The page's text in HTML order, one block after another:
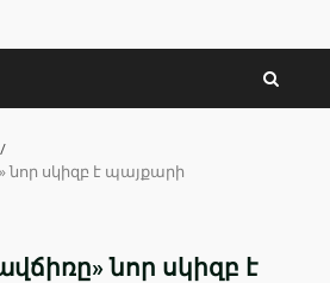
սկիզբ է պայքարի
նոր սկիզբ է